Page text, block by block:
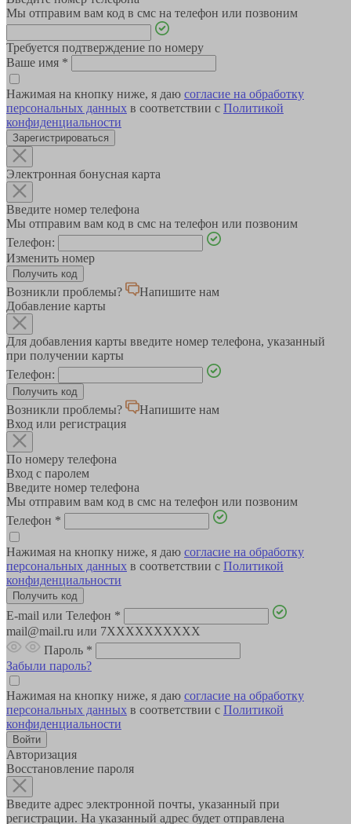
Мы отправим вам код в смс на телефон или позвоним
Требуется подтверждение по номеру
Ваше имя *
Нажимая на кнопку ниже, я даю согласие на обработку
персональных данных в соответствии с Политикой
конфиденциальности
Зарегистрироваться
Электронная бонусная карта
Введите номер телефона
Мы отправим вам код в смс на телефон или позвоним
Телефон:
Изменить номер
Возникли проблемы?
Напишите нам
Добавление карты
Для добавления карты введите номер телефона, указанный
при получении карты
Телефон:
Возникли проблемы?
Напишите нам
Вход или регистрация
По номеру телефона
Вход с паролем
Введите номер телефона
Мы отправим вам код в смс на телефон или позвоним
Телефон *
Нажимая на кнопку ниже, я даю согласие на обработку
персональных данных в соответствии с Политикой
конфиденциальности
E-mail или Телефон *
mail@mail.ru или 7XXXXXXXXXX
Пароль *
Забыли пароль?
Нажимая на кнопку ниже, я даю согласие на обработку
персональных данных в соответствии с Политикой
конфиденциальности
Авторизация
Восстановление пароля
Введите адрес электронной почты, указанный при
регистрации. На указанный адрес будет отправлена